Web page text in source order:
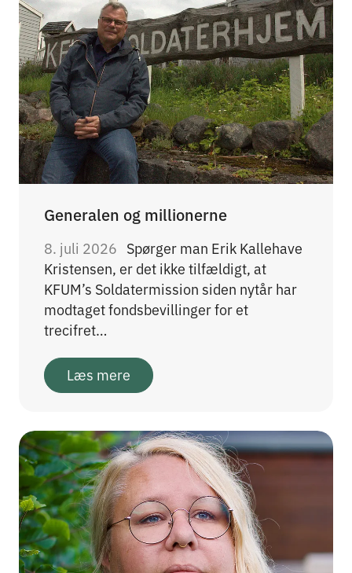
Generalen og millionerne
8. juli 2026 Spørger man Erik Kallehave
Kristensen, er det ikke tilfældigt, at
KFUM’s Soldatermission siden nytår har
modtaget fondsbevillinger for et
trecifret…
Læs mere